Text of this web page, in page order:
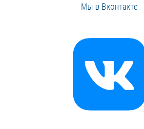
Мы в Вконтакте